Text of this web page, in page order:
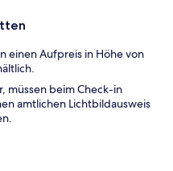
einen Aufpreis in Höhe von
müssen beim Check-in
amtlichen Lichtbildausweis